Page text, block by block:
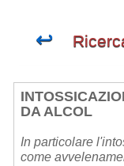
↩
DA ALCOL
In particolare
come